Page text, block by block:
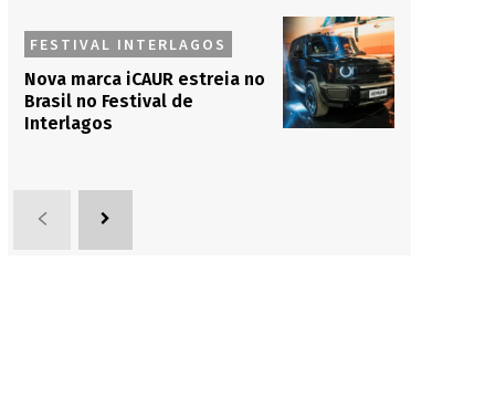
FESTIVAL INTERLAGOS
Nova marca iCAUR estreia no
Brasil no Festival de
Interlagos